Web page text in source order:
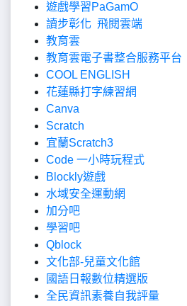
遊戲學習PaGamO
讀步彰化 飛閱雲端
教育雲
教育雲電子書整合服務平台
COOL ENGLISH
花蓮縣打字練習網
Canva
Scratch
宜蘭Scratch3
Code 一小時玩程式
Blockly遊戲
水域安全運動網
加分吧
學習吧
Qblock
文化部-兒童文化館
國語日報數位精選版
全民資訊素養自我評量